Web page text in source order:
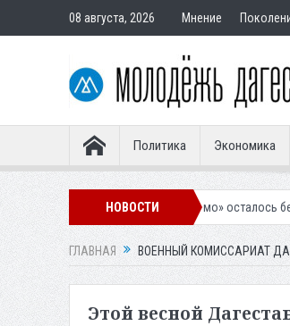
08 августа, 2026 Мнение
Политика Экономика
НОВОСТИ
«Динамо» осталось без словенского
ГЛАВНАЯ ВОЕННЫЙ КОМИССАРИАТ
Этой весной